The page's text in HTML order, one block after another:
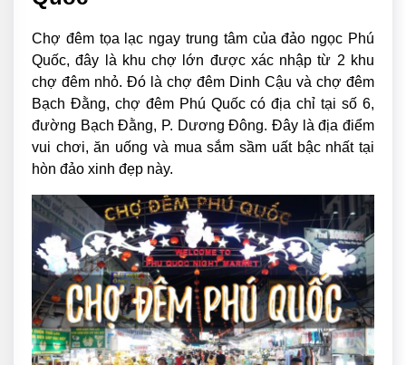
Chợ đêm tọa lạc ngay trung tâm của đảo ngọc Phú
Quốc, đây là khu chợ lớn được xác nhập từ 2 khu
chợ đêm nhỏ. Đó là chợ đêm Dinh Cậu và chợ đêm
Bạch Đằng, chợ đêm Phú Quốc có địa chỉ tại số 6,
đường Bạch Đằng, P. Dương Đông. Đây là địa điểm
vui chơi, ăn uống và mua sắm sầm uất bậc nhất tại
hòn đảo xinh đẹp này.